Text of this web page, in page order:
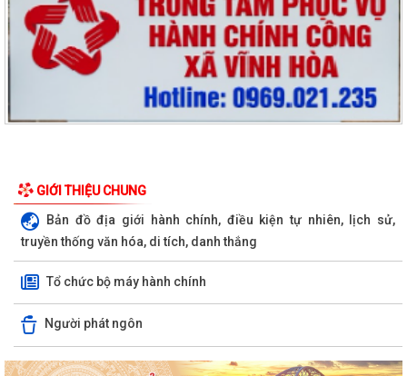
GIỚI THIỆU CHUNG
Bản đồ địa giới hành chính, điều kiện tự nhiên, lịch sử,
truyền thống văn hóa, di tích, danh thắng
Tổ chức bộ máy hành chính
Người phát ngôn